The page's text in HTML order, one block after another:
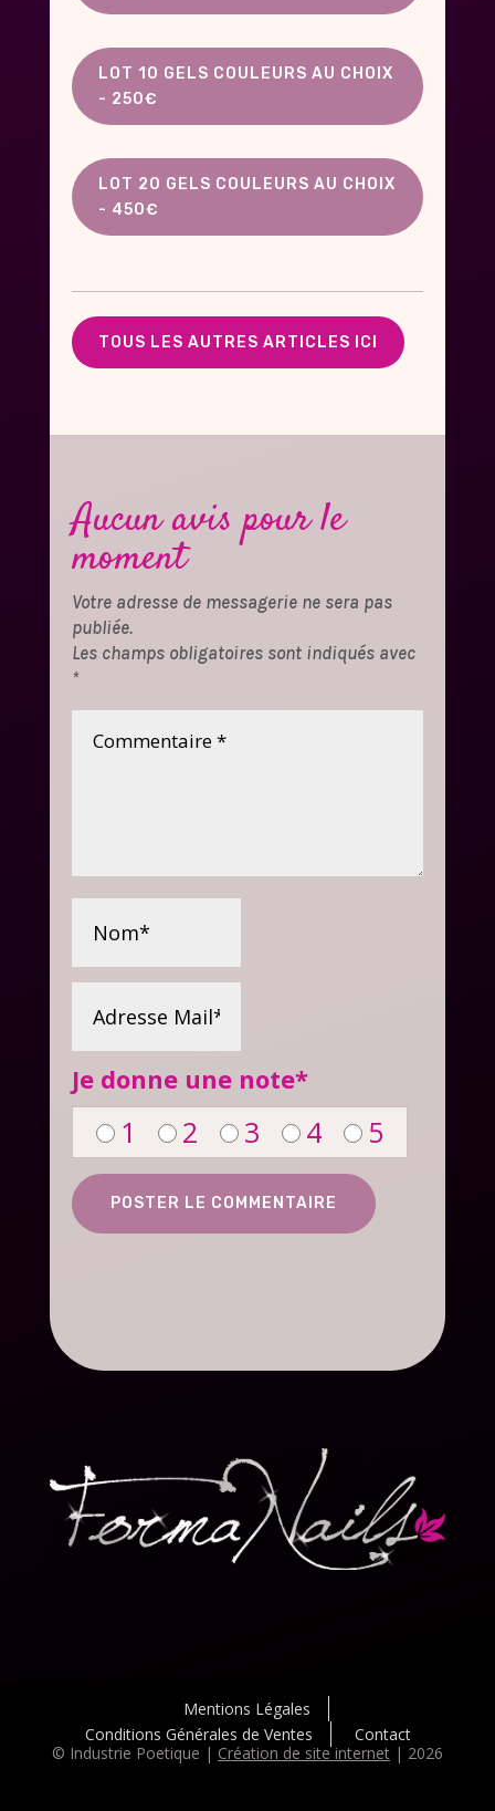
LOT 10 GELS COULEURS AU CHOIX
- 250€
LOT 20 GELS COULEURS AU CHOIX
- 450€
TOUS LES AUTRES ARTICLES ICI
Aucun avis pour le
moment
Votre adresse de messagerie ne sera pas
publiée.
Les champs obligatoires sont indiqués avec
*
Je donne une note*
1 2 3 4 5
Mentions Légales
Conditions Générales de Ventes
Contact
© Industrie Poetique | Création de site internet| 2026